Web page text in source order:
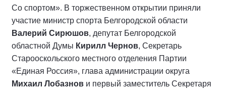
Со спортом». В торжественном открытии приняли
участие министр спорта Белгородской области
Валерий Сирюшов, депутат Белгородской
областной Думы Кирилл Чернов, Секретарь
Старооскольского местного отделения Партии
«Единая Россия», глава администрации округа
Михаил Лобазнов и первый заместитель Секретаря